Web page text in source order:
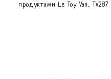
продуктами Le Toy Van, TV287